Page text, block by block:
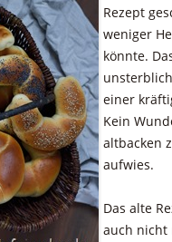
Rezept
weniger
könnte.
einer
Kein
altbacken
aufwies.
Das alte
auch nicht